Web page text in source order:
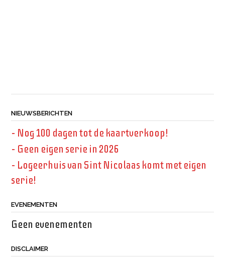
NIEUWSBERICHTEN
– Nog 100 dagen tot de kaartverkoop!
– Geen eigen serie in 2026
– Logeerhuis van Sint Nicolaas komt met eigen
serie!
EVENEMENTEN
Geen evenementen
DISCLAIMER